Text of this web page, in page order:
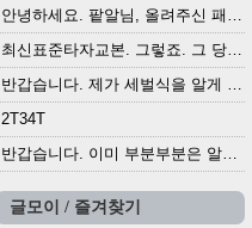
안녕하세요. 팥알님, 올려주신 패치 여러모로 감사...
최신표준타자교본. 그렇죠. 그 당시에 최신 표준...
반갑습니다. 제가 세벌식을 알게 되어 세벌식 써...
2T34T
반갑습니다. 이미 부분부분은 알려진 정보들이...
글모이 / 즐겨찾기